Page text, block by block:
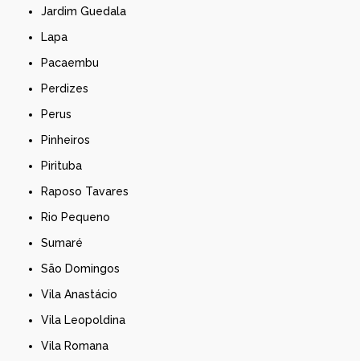
Jardim Guedala
Lapa
Pacaembu
Perdizes
Perus
Pinheiros
Pirituba
Raposo Tavares
Rio Pequeno
Sumaré
São Domingos
Vila Anastácio
Vila Leopoldina
Vila Romana